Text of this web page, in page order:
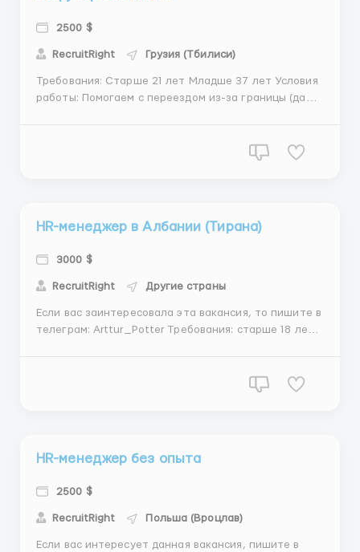
2500 $
RecruitRight Грузия (Тбилиси)
Требования: Старше 21 лет Младше 37 лет Условия
работы: Помогаем с переездом из-за границы (даже
(при хороших результах есть возможность
HR-менеджер в Албании (Тирана)
3000 $
RecruitRight Другие страны
Если вас заинтересовала эта вакансия, то пишите в
телеграм: Arttur_Potter Требования: старше 18 лет
страну, где не нужны курточки, а солнечные дни — ...
HR-менеджер без опыта
2500 $
RecruitRight Польша (Вроцлав)
Если вас интересует данная вакансия, пишите в